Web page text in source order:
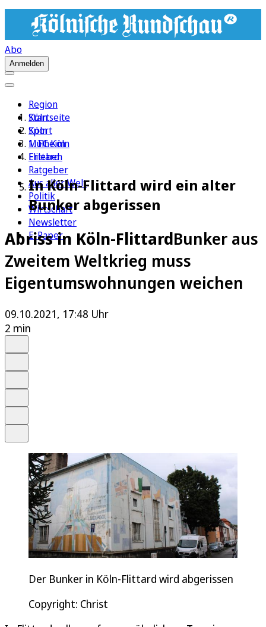
Abo
Anmelden
Region
Köln
Sport
1. FC Köln
Erleben
Ratgeber
Aus aller Welt
Politik
Wirtschaft
Newsletter
E-Paper
Startseite
Köln
Mülheim
Flittard
In Köln-Flittard wird ein alter
Bunker abgerissen
Abriss in Köln-FlittardBunker aus
Zweitem Weltkrieg muss
Eigentumswohnungen weichen
09.10.2021, 17:48 Uhr
2 min
Der Bunker in Köln-Flittard wird abgerissen
Copyright: Christ